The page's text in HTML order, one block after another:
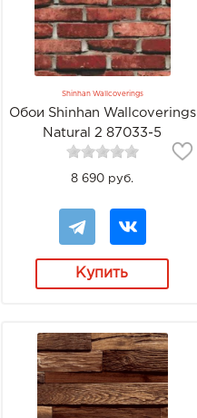
Shinhan Wallcoverings
Обои Shinhan Wallcoverings
Natural 2 87033-5
8 690 руб.
Купить